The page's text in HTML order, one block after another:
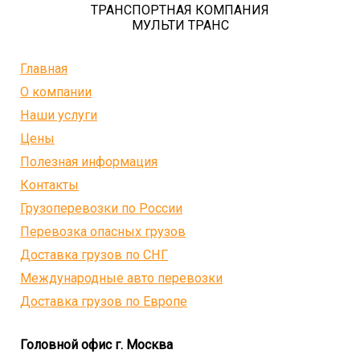
ТРАНСПОРТНАЯ КОМПАНИЯ
МУЛЬТИ ТРАНС
Главная
О компании
Наши услуги
Цены
Полезная информация
Контакты
Грузоперевозки по России
Перевозка опасных грузов
Доставка грузов по СНГ
Международные авто перевозки
Доставка грузов по Европе
Головной офис г. Москва